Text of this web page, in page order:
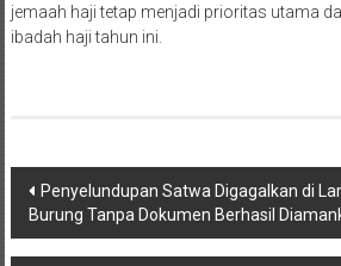
jemaah haji tetap menjadi prioritas utama
ibadah haji tahun ini.
Navigasi
pos
Penyelundupan Satwa Digagalkan di
Burung Tanpa Dokumen Berhasil